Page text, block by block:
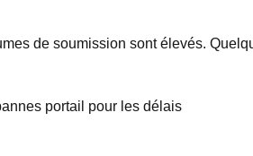
de soumission sont élevés.
portail pour les délais